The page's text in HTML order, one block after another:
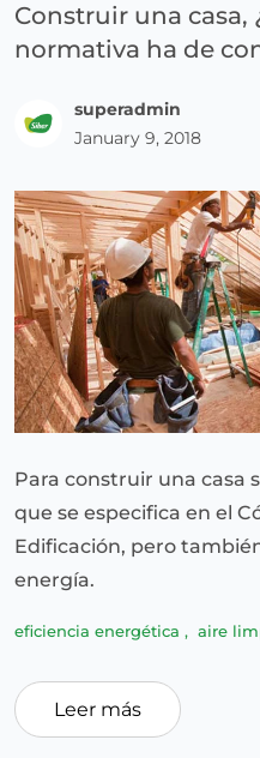
Construir una casa,
normativa ha de
superadmin
January 9, 2018
Para construir una casa
que se especifica en el
Edificación, pero
energía.
eficiencia energética , aire
Leer más